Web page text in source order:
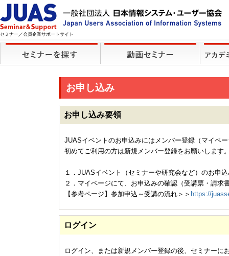
セミナー／会員企業サポートサイト
お申し込み
お申し込み要領
JUASイベントのお申込みにはメンバー登録（マイペ
初めてご利用の方は新規メンバー登録をお願いします
１．JUASイベント（セミナーや研究会など）のお申
２．マイページにて、お申込みの確認（受講票・請求
【参考ページ】参加申込～受講の流れ＞＞ https://
ログイン
ログイン、または新規メンバー登録の後、セミナーに